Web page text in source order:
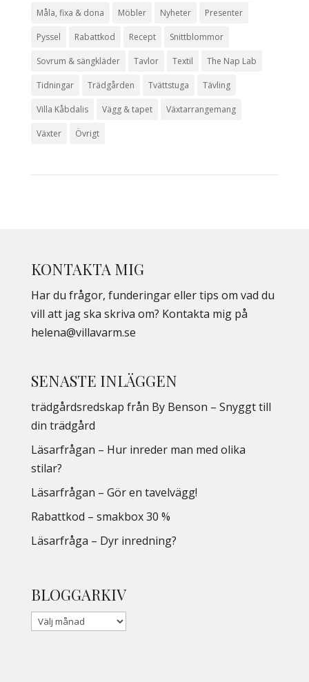
Måla, fixa & dona Möbler Nyheter Presenter
Pyssel Rabattkod Recept Snittblommor
Sovrum & sängkläder Tavlor Textil The Nap Lab
Tidningar Trädgården Tvättstuga Tävling
Villa Kåbdalis Vägg & tapet Växtarrangemang
Växter Övrigt
KONTAKTA MIG
Har du frågor, funderingar eller tips om vad du
vill att jag ska skriva om? Kontakta mig på
helena@villavarm.se
SENASTE INLÄGGEN
trädgårdsredskap från By Benson – Snyggt till
din trädgård
Läsarfrågan – Hur inreder man med olika
stilar?
Läsarfrågan – Gör en tavelvägg!
Rabattkod – smakbox 30 %
Läsarfråga – Dyr inredning?
BLOGGARKIV